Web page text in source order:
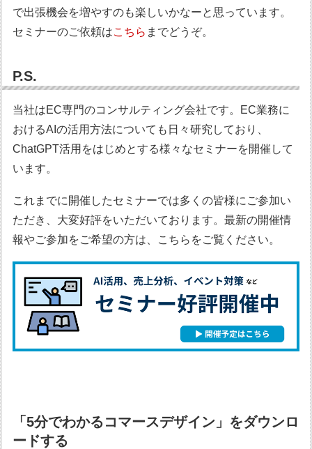
で出張機会を増やすのも楽しいかなーと思っています。
セミナーのご依頼はこちら までどうぞ。
P.S.
当社はEC専門のコンサルティング会社です。EC業務に
おけるAIの活用方法についても日々研究しており、
ChatGPT活用をはじめとする様々なセミナーを開催して
います。
これまでに開催したセミナーでは多くの皆様にご参加い
ただき、大変好評をいただいております。最新の開催情
報やご参加をご希望の方は、こちらをご覧ください。
「5分でわかるコマースデザイン」をダウンロ
ードする